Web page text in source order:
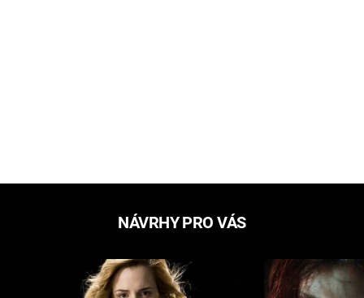
NÁVRHY PRO VÁS